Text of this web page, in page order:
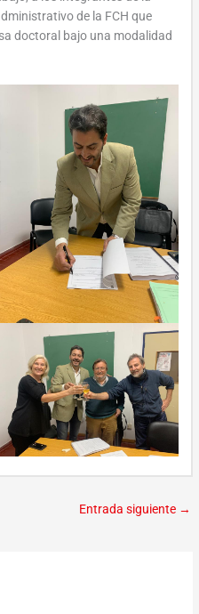
de la FCH que
doctoral bajo una modalidad
Entrada siguiente →